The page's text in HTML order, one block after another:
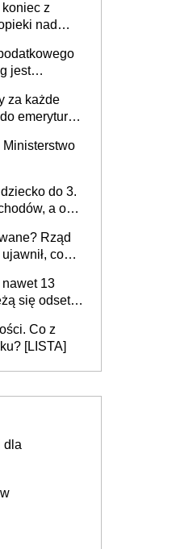
z
nad
już w
jest
za każde
emerytury
stanowisko
Ministerstwo
do 3.
a od
urodzeń w
Rząd
co
13
się odsetki
Co z
[LISTA]
dla